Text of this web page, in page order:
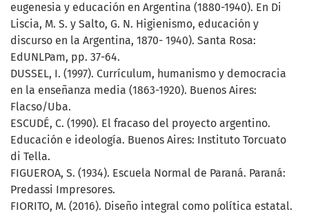
eugenesia y educación en Argentina (1880-1940). En Di
Liscia, M. S. y Salto, G. N. Higienismo, educación y
discurso en la Argentina, 1870- 1940). Santa Rosa:
EdUNLPam, pp. 37-64.
DUSSEL, I. (1997). Currículum, humanismo y democracia
en la enseñanza media (1863-1920). Buenos Aires:
Flacso/Uba.
ESCUDÉ, C. (1990). El fracaso del proyecto argentino.
Educación e ideología. Buenos Aires: Instituto Torcuato
di Tella.
FIGUEROA, S. (1934). Escuela Normal de Paraná. Paraná:
Predassi Impresores.
FIORITO, M. (2016). Diseño integral como política estatal.